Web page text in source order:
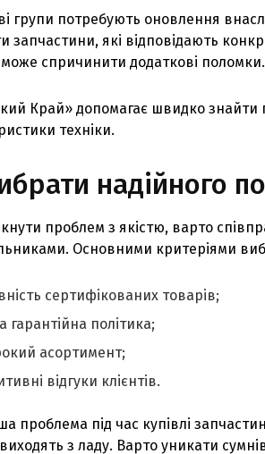
групи потребують оновлення
запчастини, які відповідають
спричинити додаткові поломки.
Край» допомагає швидко знайти
техніки.
надійного
проблем з якістю, варто
Основними критеріями
сертифікованих товарів;
гарантійна політика;
асортимент;
відгуки клієнтів.
проблема під час купівлі
з ладу. Варто уникати